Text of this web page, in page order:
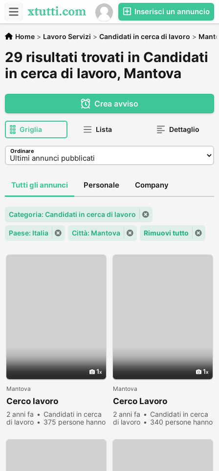
Inserisci un annuncio
Home > Lavoro Servizi > Candidati in cerca di lavoro >
29 risultati trovati in Candidati
in cerca di lavoro, Mantova
Crea avviso
Griglia Lista Dettaglio
Ordinare
Tutti gli annunci Personale Company
Categoria: Candidati in cerca di lavoro
Paese: Italia Città: Mantova Rimuovi tutto
1
Mantova
Cerco lavoro
2 anni fa
Candidati in cerca
di lavoro
375 persone hanno
1
Mantova
Cerco Lavoro
2 anni fa
Candidati in cerca
di lavoro
340 persone hanno